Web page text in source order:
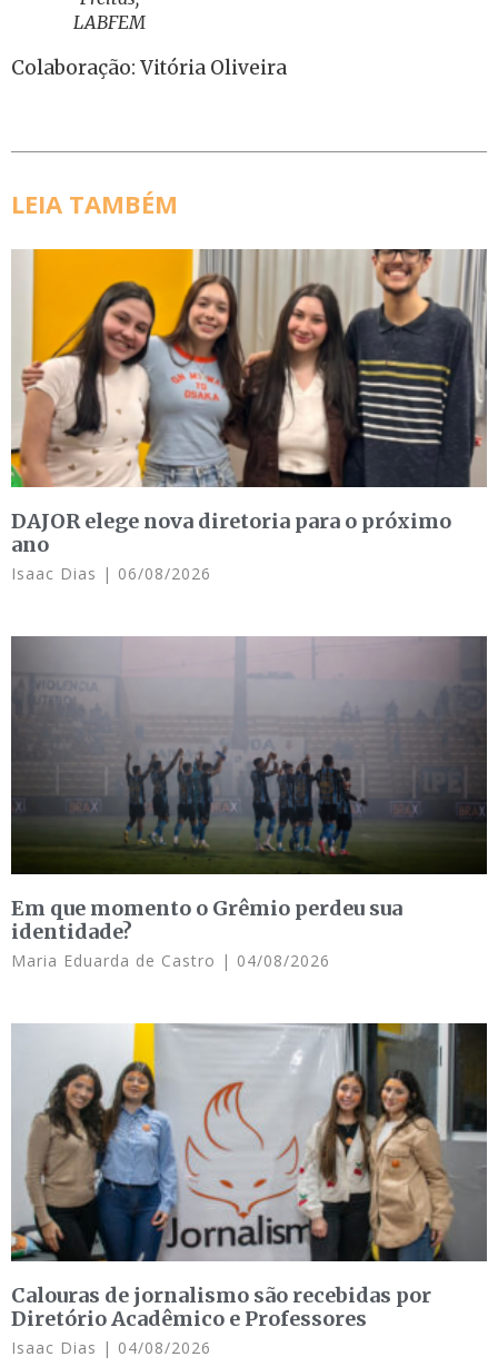
LABFEM
Colaboração: Vitória Oliveira
LEIA TAMBÉM
DAJOR elege nova diretoria para o próximo
ano
Isaac Dias 06/08/2026
Em que momento o Grêmio perdeu sua
identidade?
Maria Eduarda de Castro 04/08/2026
Calouras de jornalismo são recebidas por
Diretório Acadêmico e Professores
Isaac Dias 04/08/2026